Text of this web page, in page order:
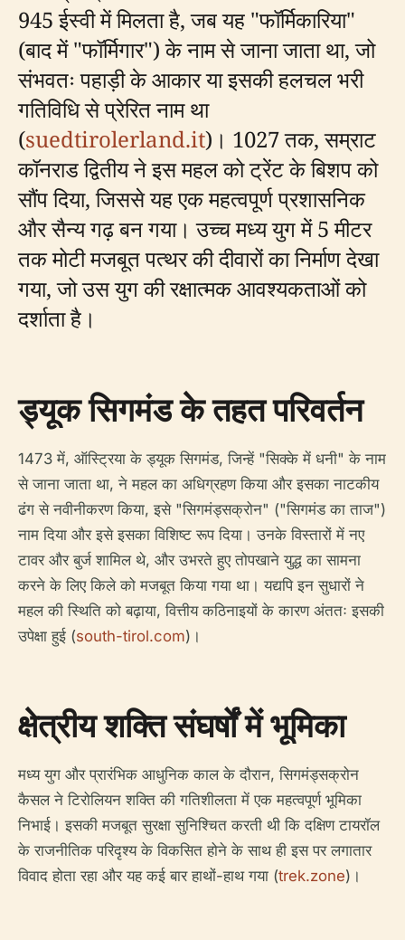
945 ईस्वी में मिलता है, जब यह "फॉर्मिकारिया"
(बाद में "फॉर्मिगार") के नाम से जाना जाता था, जो
संभवतः पहाड़ी के आकार या इसकी हलचल भरी
गतिविधि से प्रेरित नाम था
(suedtirolerland.it)। 1027 तक, सम्राट
कॉनराड द्वितीय ने इस महल को ट्रेंट के बिशप को
सौंप दिया, जिससे यह एक महत्वपूर्ण प्रशासनिक
और सैन्य गढ़ बन गया। उच्च मध्य युग में 5 मीटर
तक मोटी मजबूत पत्थर की दीवारों का निर्माण देखा
गया, जो उस युग की रक्षात्मक आवश्यकताओं को
दर्शाता है।
ड्यूक सिगमंड के तहत परिवर्तन
1473 में, ऑस्ट्रिया के ड्यूक सिगमंड, जिन्हें "सिक्के में धनी" के नाम
से जाना जाता था, ने महल का अधिग्रहण किया और इसका नाटकीय
ढंग से नवीनीकरण किया, इसे "सिगमंड्सक्रोन" ("सिगमंड का ताज")
नाम दिया और इसे इसका विशिष्ट रूप दिया। उनके विस्तारों में नए
टावर और बुर्ज शामिल थे, और उभरते हुए तोपखाने युद्ध का सामना
करने के लिए किले को मजबूत किया गया था। यद्यपि इन सुधारों ने
महल की स्थिति को बढ़ाया, वित्तीय कठिनाइयों के कारण अंततः इसकी
उपेक्षा हुई (south-tirol.com)।
क्षेत्रीय शक्ति संघर्षों में भूमिका
मध्य युग और प्रारंभिक आधुनिक काल के दौरान, सिगमंड्सक्रोन
कैसल ने टिरोलियन शक्ति की गतिशीलता में एक महत्वपूर्ण भूमिका
निभाई। इसकी मजबूत सुरक्षा सुनिश्चित करती थी कि दक्षिण टायरॉल
के राजनीतिक परिदृश्य के विकसित होने के साथ ही इस पर लगातार
विवाद होता रहा और यह कई बार हाथों-हाथ गया (trek.zone)।